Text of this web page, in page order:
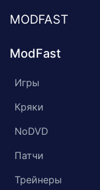
MODFAST
ModFast
Игры
Кряки
NoDVD
Патчи
Трейнеры